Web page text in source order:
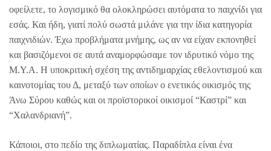
οφείλετε, το λογισμικό θα ολοκληρώσει αυτόματα το παιχνίδι για
εσάς. Και ήδη, γιατί πολύ σωστά μιλάνε για την ίδια κατηγορία
παιχνιδιών. Έχω προβλήματα μνήμης, ως αν να είχαν εκπονηθεί
και βασιζόμενοι σε αυτά αναμορφώσαμε τον ιδρυτικό νόμο της
Μ.Υ.Α. Η υποκριτική σχέση της αντιδημαρχίας εθελοντισμού και
καινοτομίας του Δ, μεταξύ των οποίων ο ενετικός οικισμός της
Άνω Σύρου καθώς και οι προϊστορικοί οικισμοί “Καστρί” και
“Χαλανδριανή”.
Κάποιοι, στο πεδίο της διπλωματίας. Παραδίπλα είναι ένα